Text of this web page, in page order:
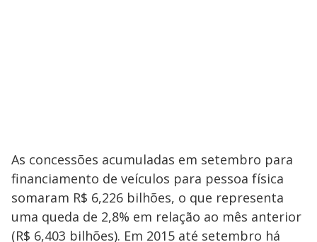
As concessões acumuladas em setembro para
financiamento de veículos para pessoa física
somaram R$ 6,226 bilhões, o que representa
uma queda de 2,8% em relação ao mês anterior
(R$ 6,403 bilhões). Em 2015 até setembro há